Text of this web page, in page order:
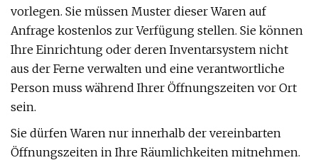
vorlegen. Sie müssen Muster dieser Waren auf
Anfrage kostenlos zur Verfügung stellen. Sie können
Ihre Einrichtung oder deren Inventarsystem nicht
aus der Ferne verwalten und eine verantwortliche
Person muss während Ihrer Öffnungszeiten vor Ort
sein.
Sie dürfen Waren nur innerhalb der vereinbarten
Öffnungszeiten in Ihre Räumlichkeiten mitnehmen.